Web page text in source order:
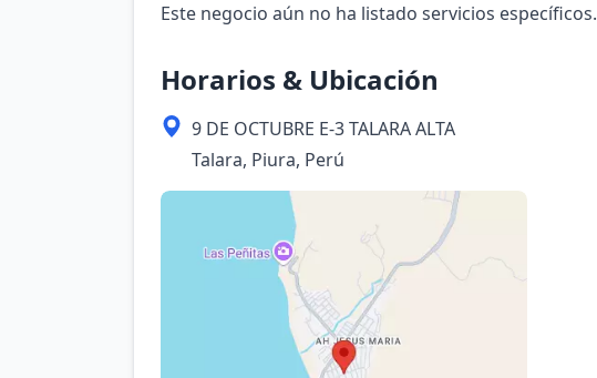
Este negocio aún no ha listado servicios específicos.
Horarios & Ubicación
9 DE OCTUBRE E-3 TALARA ALTA
Talara, Piura, Perú